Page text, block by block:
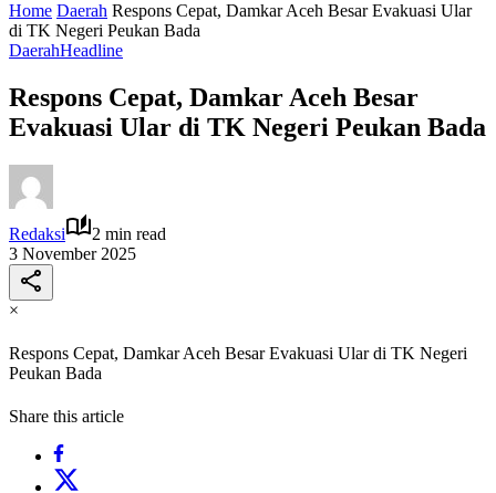
Home Daerah Respons Cepat, Damkar Aceh Besar Evakuasi Ular
di TK Negeri Peukan Bada
DaerahHeadline
Respons Cepat, Damkar Aceh Besar
Evakuasi Ular di TK Negeri Peukan Bada
Redaksi
2 min read
3 November 2025
×
Respons Cepat, Damkar Aceh Besar Evakuasi Ular di TK Negeri
Peukan Bada
Share this article